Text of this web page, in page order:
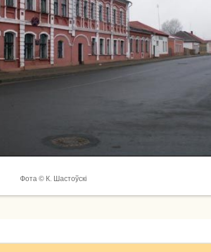
Фота © К. Шастоўскі